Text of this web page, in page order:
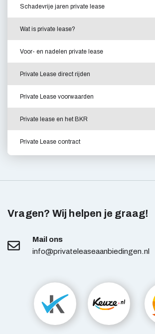
Schadevrije jaren private lease
Wat is private lease?
Voor- en nadelen private lease
Private Lease direct rijden
Private Lease voorwaarden
Private lease en het BKR
Private Lease contract
Vragen? Wij helpen je graag!
Mail ons
info@privateleaseaanbiedingen.nl